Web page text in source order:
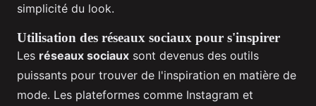
simplicité du look.
Utilisation des réseaux sociaux pour s'inspirer
Les réseaux sociaux sont devenus des outils
puissants pour trouver de l'inspiration en matière de
mode. Les plateformes comme Instagram et